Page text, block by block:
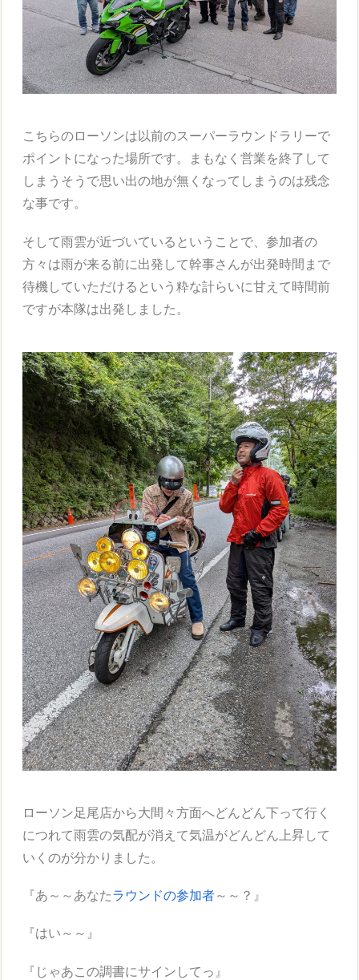
こちらのローソンは以前のスーパーラウンドラリーで
ポイントになった場所です。まもなく営業を終了して
しまうそうで思い出の地が無くなってしまうのは残念
な事です。
そして雨雲が近づいているということで、参加者の
方々は雨が来る前に出発して幹事さんが出発時間まで
待機していただけるという粋な計らいに甘えて時間前
ですが本隊は出発しました。
ローソン足尾店から大間々方面へどんどん下って行く
につれて雨雲の気配が消えて気温がどんどん上昇して
いくのが分かりました。
『あ～～あなたラウンドの参加者～～？』
『はい～～』
『じゃあこの調書にサインしてっ』